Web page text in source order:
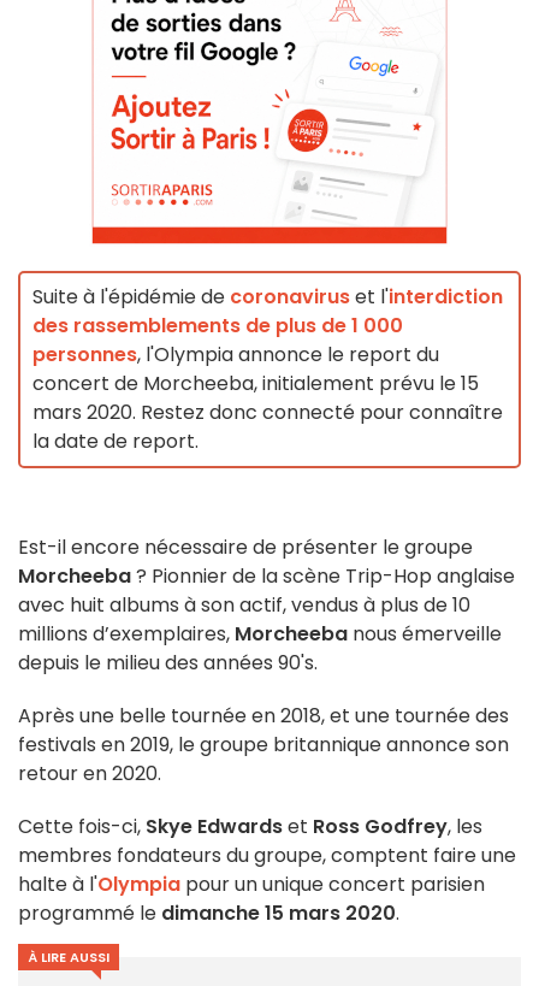
Suite à l'épidémie de coronaviruset l'interdiction
des rassemblements de plus de 1 000
personnes, l'Olympia annonce le report du
concert de Morcheeba, initialement prévu le 15
mars 2020. Restez donc connecté pour connaître
la date de report.
Est-il encore nécessaire de présenter le groupe
Morcheeba? Pionnier de la scène Trip-Hop anglaise
avec huit albums à son actif, vendus à plus de 10
millions d’exemplaires, Morcheeba nous émerveille
depuis le milieu des années 90's.
Après une belle tournée en 2018, et une tournée des
festivals en 2019, le groupe britannique annonce son
retour en 2020.
Cette fois-ci, Skye Edwardset Ross Godfrey, les
membres fondateurs du groupe, comptent faire une
halte à l'Olympia pour un unique concert parisien
programmé le dimanche 15 mars 2020.
À LIRE AUSSI